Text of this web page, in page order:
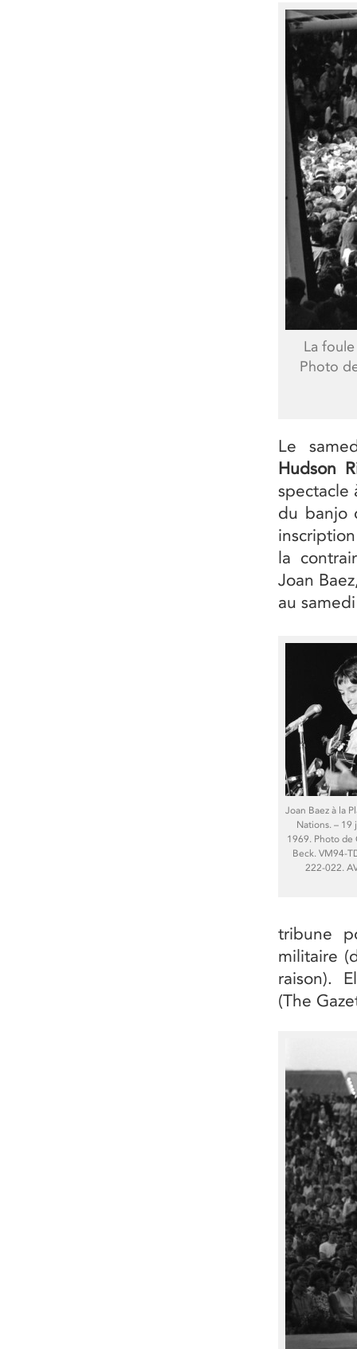
La
Photo
Le
Hudson
spectacle
du banjo
la
Joan
au
Joan Baez à la
Nations. – 19
1969. Photo de
Beck. VM94-
222-022.
tribune
militaire
raison).
(The